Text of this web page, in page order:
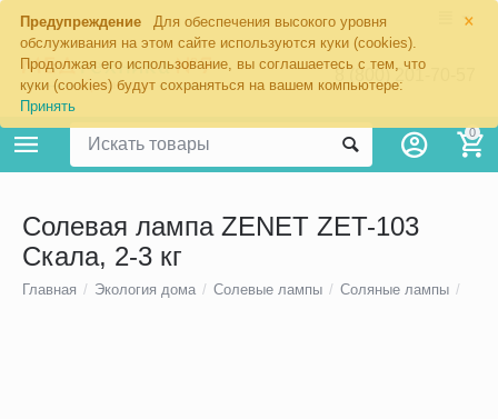
×
Предупреждение
Для обеспечения высокого уровня
обслуживания на этом сайте используются куки (cookies).
Продолжая его использование, вы соглашаетесь с тем, что
куки (cookies) будут сохраняться на вашем компьютере:
Принять
8 (800) 201-70-57
0
Солевая лампа ZENET ZET-103
Скала, 2-3 кг
Главная / Экология дома / Солевые лампы / Соляные лампы /